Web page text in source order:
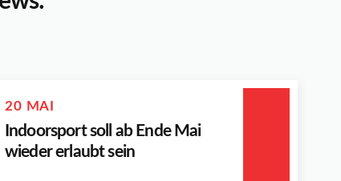
20 MAI
Indoorsport soll ab Ende Mai
wieder erlaubt sein